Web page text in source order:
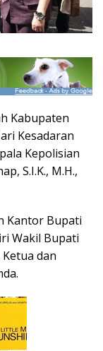
Kabupaten
Kesadaran
Kepolisian
S.I.K., M.H.,
Kantor Bupati
Wakil Bupati
dan